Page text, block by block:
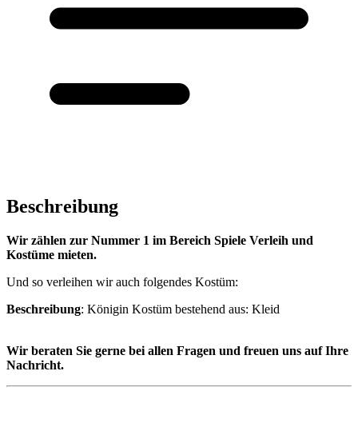
Beschreibung
Wir zählen zur Nummer 1 im Bereich Spiele Verleih und
Kostüme mieten.
Und so verleihen wir auch folgendes Kostüm:
Beschreibung: Königin Kostüm bestehend aus: Kleid
Wir beraten Sie gerne bei allen Fragen und freuen uns auf Ihre
Nachricht.